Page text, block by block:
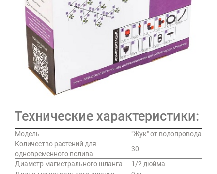
Технические характеристики:
Модель
"Жук" от водопровода
Количество растений для
одновременного полива
30
Диаметр магистрального шланга
1/2 дюйма